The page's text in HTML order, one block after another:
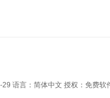
29 语言：简体中文 授权：免费软